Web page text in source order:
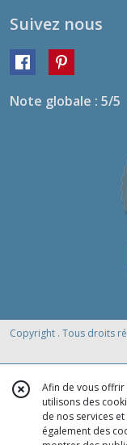
Suivez nous
Note globale : 5/5
Copyright . Tous droits
Afin de vous offrir
utilisons des
de nos services
également des